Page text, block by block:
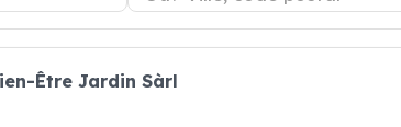
Être Jardin Sàrl